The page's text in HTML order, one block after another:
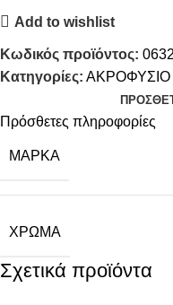
Add to wishlist
Κωδικός προϊόντος:
Κατηγορίες: ΑΚΡΟΦΥΣΙΟ
Πρόσθετες πληροφορίες
ΜΆΡΚΑ
ΧΡΏΜΑ
Σχετικά προϊόντα